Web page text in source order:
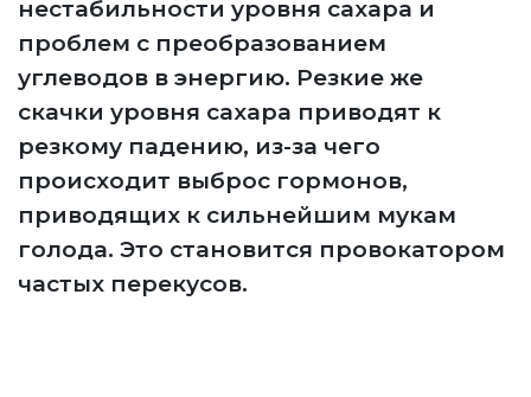
нестабильности уровня сахара и
проблем с преобразованием
углеводов в энергию. Резкие же
скачки уровня сахара приводят к
резкому падению, из-за чего
происходит выброс гормонов,
приводящих к сильнейшим мукам
голода. Это становится провокатором
частых перекусов.